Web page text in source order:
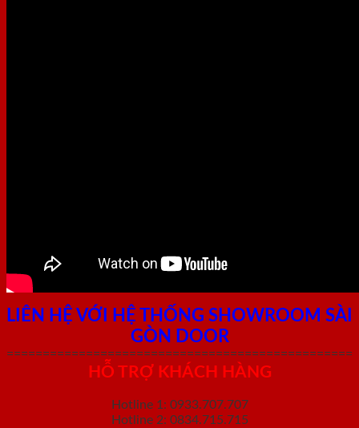
LIÊN HỆ VỚI HỆ THỐNG SHOWROOM SÀI
GÒN DOOR
================================================
HỖ TRỢ KHÁCH HÀNG
Hotline 1: 0933.707.707
Hotline 2: 0834.715.715